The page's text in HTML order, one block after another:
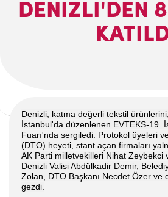
DENİZLİ'DEN
Denizli, katma değerli tekstil
İstanbul'da düzenlenen EVTEKS-19.
Fuarı'nda sergiledi. Protokol üyeleri
(DTO) heyeti, stant açan firmaları
AK Parti milletvekilleri Nihat Zeybekci
Denizli Valisi Abdülkadir Demir,
Zolan, DTO Başkanı Necdet Özer ve
gezdi.